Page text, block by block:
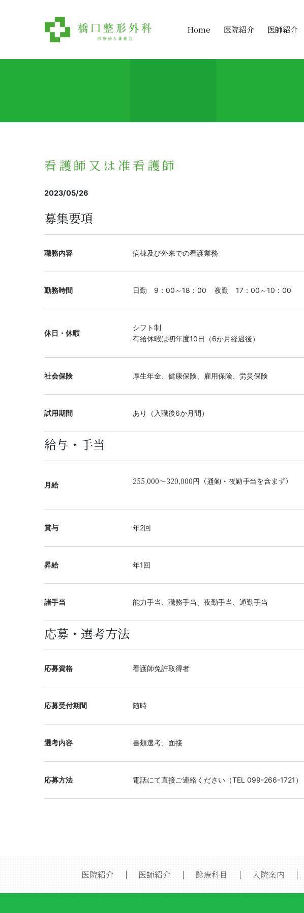
Home 医院紹介 医師紹介
看護師又は准看護師
2023/05/26
募集要項
職務内容 病棟及び外来での看護業務
勤務時間 日勤 9：00～18：00 夜勤 17：00～10：00
休日・休暇
シフト制
有給休暇は初年度10日（6か月経過後）
社会保険 厚生年金、健康保険、雇用保険、労災保険
試用期間 あり（入職後6か月間）
給与・手当
月給 255,000～320,000円（通勤・夜勤手当を含まず）
賞与 年2回
昇給 年1回
諸手当 能力手当、職務手当、夜勤手当、通勤手当
応募・選考方法
応募資格 看護師免許取得者
応募受付期間 随時
選考内容 書類選考、面接
応募方法 電話にて直接ご連絡ください（TEL 099-266-1721）
医院紹介 ｜ 医師紹介 ｜ 診療科目 ｜ 入院案内 ｜